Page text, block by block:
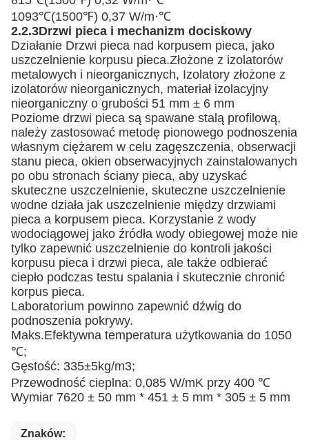
1093℃(1500℉) 0,37 W/m·℃
2.2.3Drzwi pieca i mechanizm dociskowy
Działanie Drzwi pieca nad korpusem pieca, jako
uszczelnienie korpusu pieca.Złożone z izolatorów
metalowych i nieorganicznych, Izolatory złożone z
izolatorów nieorganicznych, materiał izolacyjny
nieorganiczny o grubości 51 mm ± 6 mm
Poziome drzwi pieca są spawane stalą profilową,
należy zastosować metodę pionowego podnoszenia
własnym ciężarem w celu zagęszczenia, obserwacji
stanu pieca, okien obserwacyjnych zainstalowanych
po obu stronach ściany pieca, aby uzyskać
skuteczne uszczelnienie, skuteczne uszczelnienie
wodne działa jak uszczelnienie między drzwiami
pieca a korpusem pieca. Korzystanie z wody
wodociągowej jako źródła wody obiegowej może nie
tylko zapewnić uszczelnienie do kontroli jakości
korpusu pieca i drzwi pieca, ale także odbierać
ciepło podczas testu spalania i skutecznie chronić
korpus pieca.
Laboratorium powinno zapewnić dźwig do
podnoszenia pokrywy.
Maks.Efektywna temperatura użytkowania do 1050
℃;
Gęstość: 335±5kg/m3;
Przewodność cieplna: 0,085 W/mK przy 400 ℃
Wymiar 7620 ± 50 mm * 451 ± 5 mm * 305 ± 5 mm
Znaków: